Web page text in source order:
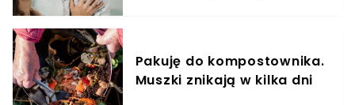
Pakuję do kompostownika.
Muszki znikają w kilka dni